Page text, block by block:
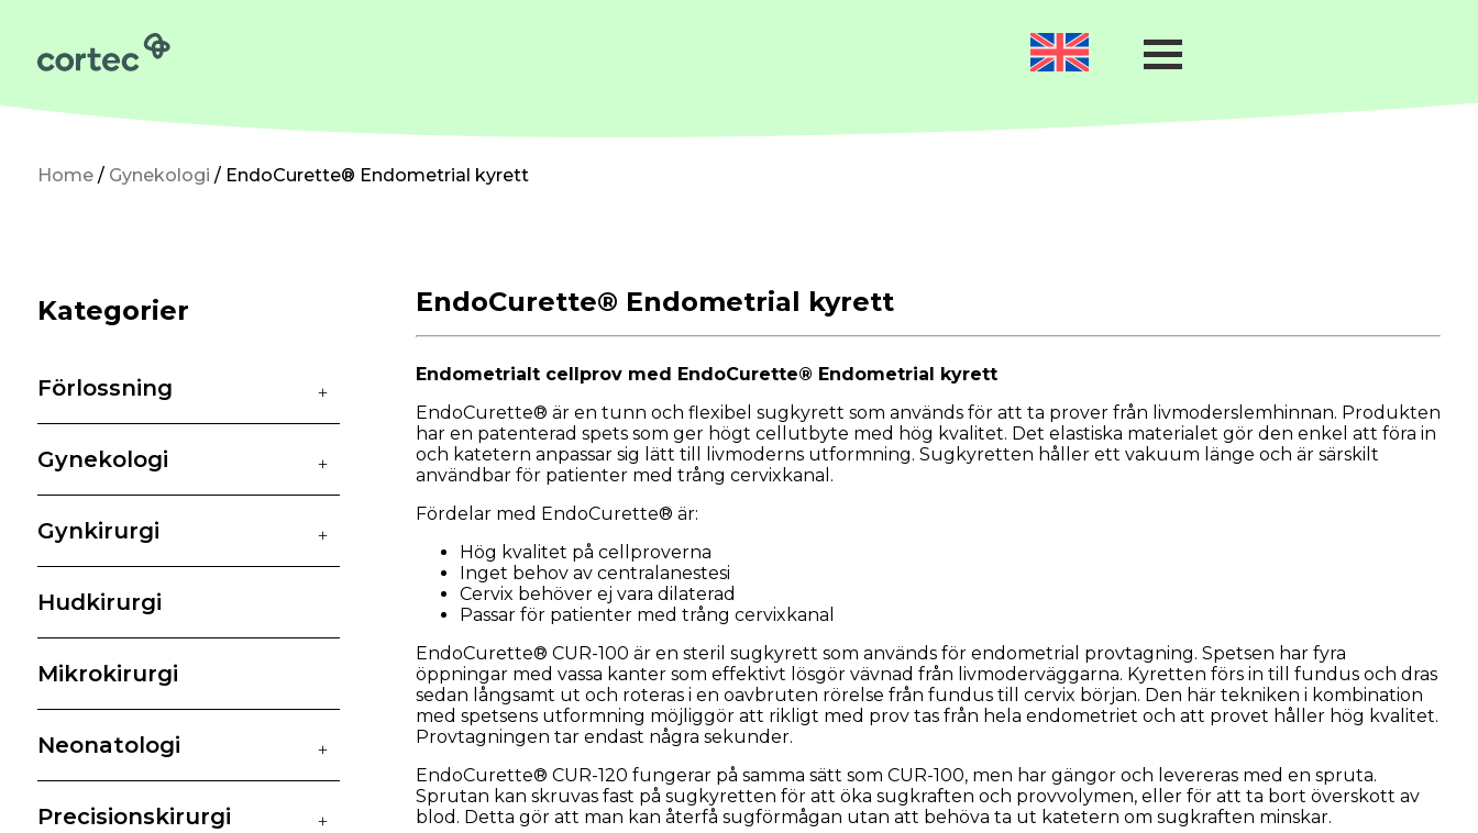
Förlossning
Gynekologi
Neonatologi
Hållbarhet
Beställning Kontakta oss
Home/ Gynekologi / EndoCurette® Endometrial kyrett
Kategorier
Förlossning +
Gynekologi +
Gynkirurgi +
Hudkirurgi
Mikrokirurgi
Neonatologi +
Precisionskirurgi +
EndoCurette® Endometrial kyrett
Endometrialt cellprov med EndoCurette® Endometrial kyrett
EndoCurette® är en tunn och flexibel sugkyrett som används för att ta prover från livmoderslemhinnan. Produkten
har en patenterad spets som ger högt cellutbyte med hög kvalitet. Det elastiska materialet gör den enkel att föra in
och katetern anpassar sig lätt till livmoderns utformning. Sugkyretten håller ett vakuum länge och är särskilt
användbar för patienter med trång cervixkanal.
Fördelar med EndoCurette® är:
Hög kvalitet på cellproverna
Inget behov av centralanestesi
Cervix behöver ej vara dilaterad
Passar för patienter med trång cervixkanal
EndoCurette® CUR-100 är en steril sugkyrett som används för endometrial provtagning. Spetsen har fyra
öppningar med vassa kanter som effektivt lösgör vävnad från livmoderväggarna. Kyretten förs in till fundus och dras
sedan långsamt ut och roteras i en oavbruten rörelse från fundus till cervix början. Den här tekniken i kombination
med spetsens utformning möjliggör att rikligt med prov tas från hela endometriet och att provet håller hög kvalitet.
Provtagningen tar endast några sekunder.
EndoCurette® CUR-120 fungerar på samma sätt som CUR-100, men har gängor och levereras med en spruta.
Sprutan kan skruvas fast på sugkyretten för att öka sugkraften och provvolymen, eller för att ta bort överskott av
blod. Detta gör att man kan återfå sugförmågan utan att behöva ta ut katetern om sugkraften minskar.